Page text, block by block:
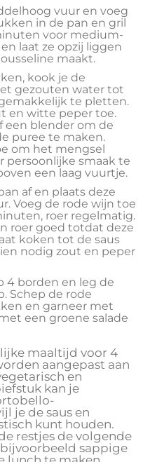
vuur en voeg
in de pan en gril
voor medium-
laat ze opzij liggen
maakt.
kook je de
gezouten water tot
te pletten.
en witte peper toe.
een blender om de
puree te maken.
om het mengsel
persoonlijke smaak te
een laag vuurtje.
af en plaats deze
Voeg de rode wijn toe
roer regelmatig.
roer goed totdat deze
koken tot de saus
nodig zout en peper
4 borden en leg de
Schep de rode
en garneer met
een groene salade
maaltijd voor 4
aangepast aan
en
kan je
je de saus en
kunt houden.
restjes de volgende
sappige